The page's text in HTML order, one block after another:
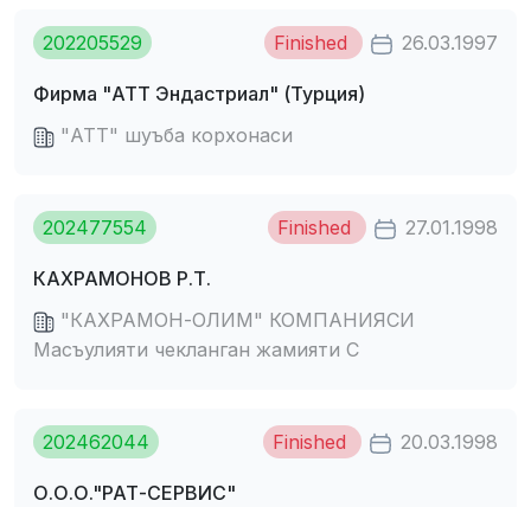
202205529 Finished 26.03.1997
Фирма "АТТ Эндастриал" (Турция)
"АТТ" шуъба корхонаси
202477554 Finished 27.01.1998
КАХРАМОНОВ Р.Т.
"КАХРАМОН-ОЛИМ" КОМПАНИЯСИ
Масъулияти чекланган жамияти С
202462044 Finished 20.03.1998
О.О.О."РАТ-СЕРВИС"